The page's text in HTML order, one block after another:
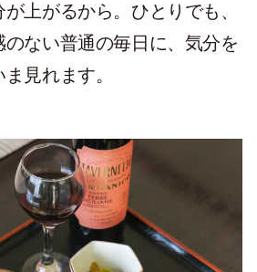
上がるから。ひとりでも、
のない普通の毎日に、気分を
見れます。